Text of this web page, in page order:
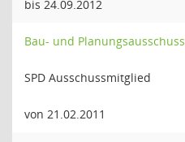
bis 24.09.2012
Bau- und Planungsausschuss
SPD Ausschussmitglied
von 21.02.2011